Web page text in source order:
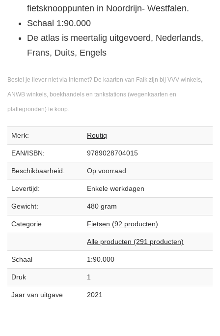
fietsknooppunten in Noordrijn- Westfalen.
Schaal 1:90.000
De atlas is meertalig uitgevoerd, Nederlands,
Frans, Duits, Engels
Bestel je liever niet via internet? De kaarten van Falk zijn bij VVV winkels,
ANWB winkels, boekhandels en tankstations (wegenkaarten en
plattegronden) te koop.
Merk: Routiq
EAN/ISBN: 9789028704015
Beschikbaarheid: Op voorraad
Levertijd: Enkele werkdagen
Gewicht: 480 gram
Categorie Fietsen (92 producten)
Alle producten (291 producten)
Schaal 1:90.000
Druk 1
Jaar van uitgave 2021